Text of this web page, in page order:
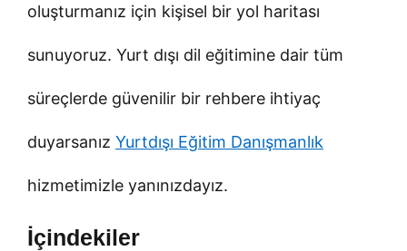
oluşturmanız için kişisel bir yol haritası
sunuyoruz. Yurt dışı dil eğitimine dair tüm
süreçlerde güvenilir bir rehbere ihtiyaç
duyarsanız Yurtdışı Eğitim Danışmanlık
hizmetimizle yanınızdayız.
İçindekiler